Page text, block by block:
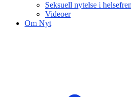
Seksuell nytelse i
Videoer
Om Nyt